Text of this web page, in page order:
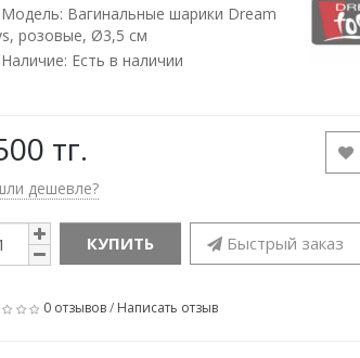
Модель: Вагинальные шарики Dream
розовые, Ø3,5 см
Наличие: Есть в наличии
тг.
дешевле?
КУПИТЬ Быстрый заказ
0 отзывов/ Написать отзыв